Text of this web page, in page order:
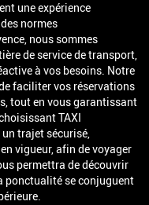
une expérience
normes
nous sommes
de service de transport,
à vos besoins. Notre
faciliter vos réservations
tout en vous garantissant
TAXI
un trajet sécurisé,
vigueur, afin de voyager
permettra de découvrir
ponctualité se conjuguent